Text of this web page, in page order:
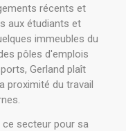
récents et
aux étudiants et
immeubles du
pôles d'emplois
Gerland plaît
proximité du travail
secteur pour sa